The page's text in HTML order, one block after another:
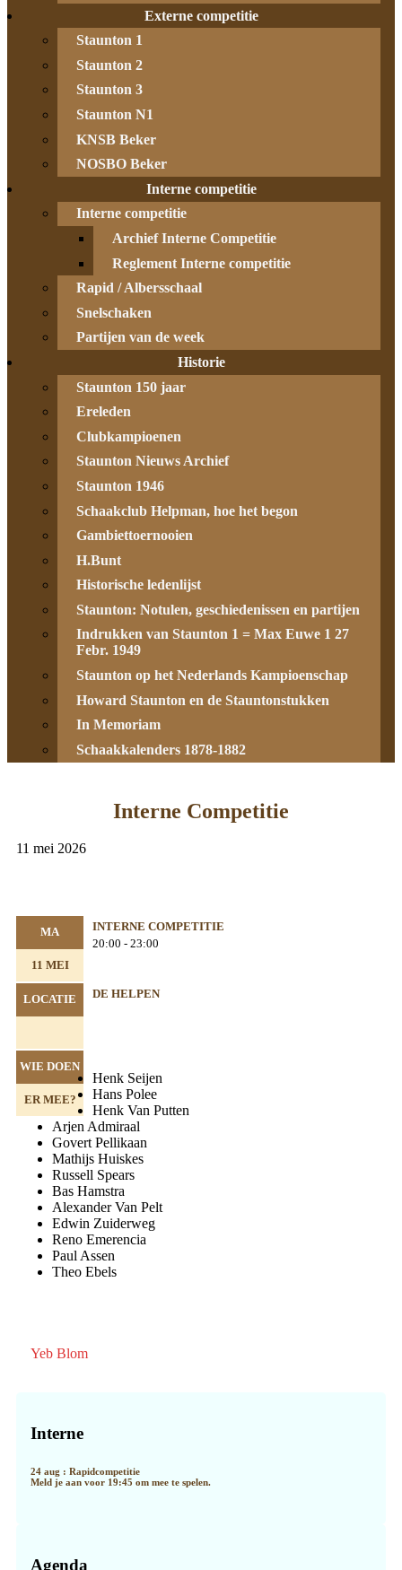
Externe competitie
Staunton 1
Staunton 2
Staunton 3
Staunton N1
KNSB Beker
NOSBO Beker
Interne competitie
Interne competitie
Archief Interne Competitie
Reglement Interne competitie
Rapid / Albersschaal
Snelschaken
Partijen van de week
Historie
Staunton 150 jaar
Ereleden
Clubkampioenen
Staunton Nieuws Archief
Staunton 1946
Schaakclub Helpman, hoe het begon
Gambiettoernooien
H.Bunt
Historische ledenlijst
Staunton: Notulen, geschiedenissen en partijen
Indrukken van Staunton 1 = Max Euwe 1 27
Febr. 1949
Staunton op het Nederlands Kampioenschap
Howard Staunton en de Stauntonstukken
In Memoriam
Schaakkalenders 1878-1882
Interne Competitie
11 mei 2026
MA
11 MEI
INTERNE COMPETITIE
20:00 - 23:00
LOCATIE DE HELPEN
WIE DOEN
ER MEE?
Henk Seijen
Hans Polee
Henk Van Putten
Arjen Admiraal
Govert Pellikaan
Mathijs Huiskes
Russell Spears
Bas Hamstra
Alexander Van Pelt
Edwin Zuiderweg
Reno Emerencia
Paul Assen
Theo Ebels
Yeb Blom
Sidebar
Interne
24 aug : Rapidcompetitie
Meld je aan voor 19:45 om mee te spelen.
Agenda